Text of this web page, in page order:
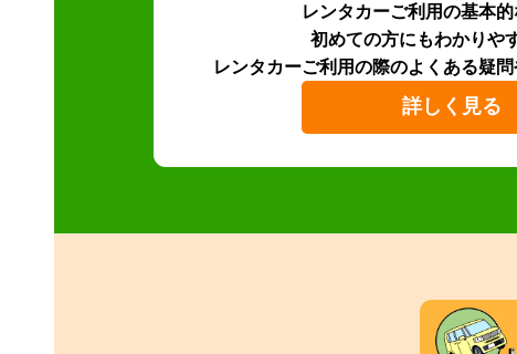
レンタカーご利用の基本
初めての方にもわかりや
レンタカーご利用の際のよくある疑問
詳しく見る